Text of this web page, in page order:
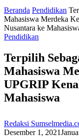
Beranda Pendidikan
Mahasiswa Merdeka
Nusantara ke
Pendidikan
Terpilih
Mahasiswa
UPGRIP
Mahasiswa
Redaksi
Desember 1, 2021